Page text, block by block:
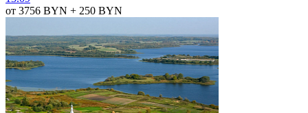
от 3756 BYN + 250 BYN